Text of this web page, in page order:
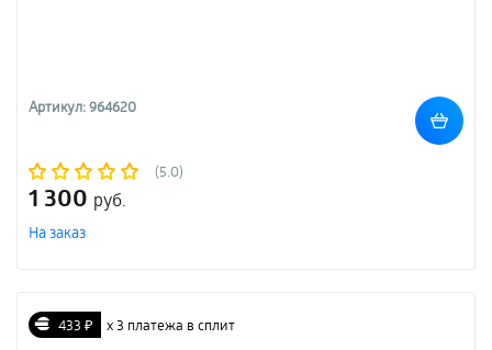
Артикул: 964620
(5.0)
1 300 руб.
На заказ
433 ₽ х 3 платежа в сплит